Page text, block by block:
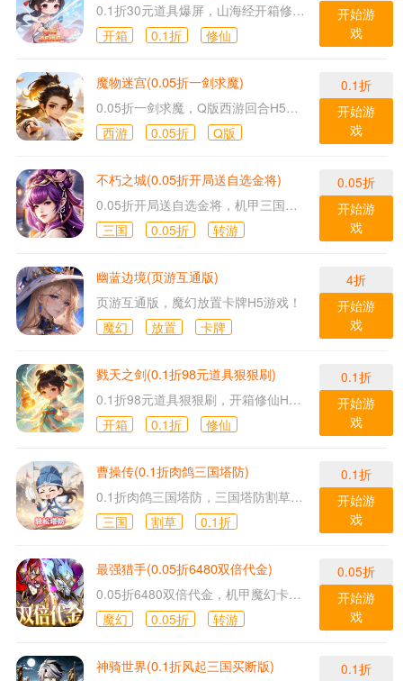
0.1折30元道具爆屏，山海经开箱修仙H5游戏！
开箱
0.1折 修仙
开始游
戏
魔物迷宫(0.05折一剑求魔)
0.05折一剑求魔，Q版西游回合H5游戏！
西游
0.05折 Q版
0.1折
开始游
戏
不朽之城(0.05折开局送自选金将)
0.05折开局送自选金将，机甲三国卡牌H5游戏！
三国
0.05折 转游
0.05折
开始游
戏
幽蓝边境(页游互通版)
页游互通版，魔幻放置卡牌H5游戏！
魔幻
放置 卡牌
4折
开始游
戏
戮天之剑(0.1折98元道具狠狠刷)
0.1折98元道具狠狠刷，开箱修仙H5游戏！
开箱
0.1折 修仙
0.1折
开始游
戏
曹操传(0.1折肉鸽三国塔防)
0.1折肉鸽三国塔防，三国塔防割草H5游戏！
三国
割草 0.1折
0.1折
开始游
戏
最强猎手(0.05折6480双倍代金)
0.05折6480双倍代金，机甲魔幻卡牌H5游戏！
魔幻
0.05折 转游
0.05折
开始游
戏
神骑世界(0.1折风起三国买断版) 0.1折